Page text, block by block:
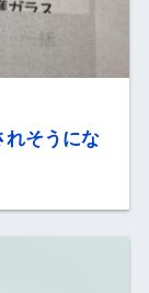
れそうにな